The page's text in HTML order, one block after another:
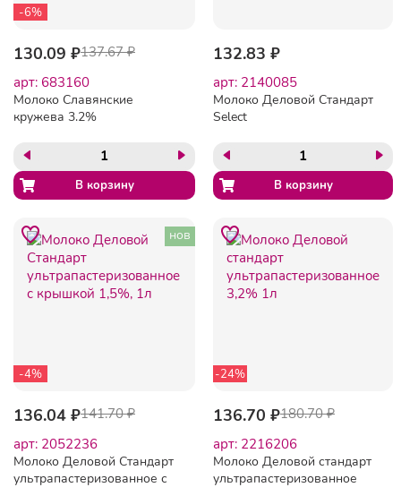
-6%
130.09 ₽137.67 ₽
арт: 683160
Молоко Славянские
кружева 3.2%
132.83 ₽
арт: 2140085
Молоко Деловой Стандарт
Select
3,2% , 1 л, 2052234
-4%
нов
136.04 ₽141.70 ₽
арт: 2052236
Молоко Деловой Стандарт
ультрапастеризованное с
-24%
136.70 ₽180.70 ₽
арт: 2216206
Молоко Деловой стандарт
ультрапастеризованное